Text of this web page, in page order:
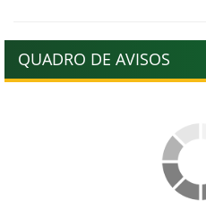
QUADRO DE AVISOS